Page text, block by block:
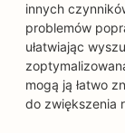
innych
problemów
ułatwiając
mogą ją łatwo
do zwiększenia